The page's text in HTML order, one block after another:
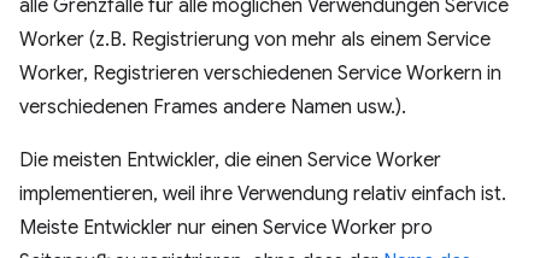
alle Grenzfälle für alle möglichen Verwendungen Service
Worker (z.B. Registrierung von mehr als einem Service
Worker, Registrieren verschiedenen Service Workern in
verschiedenen Frames andere Namen usw.).
Die meisten Entwickler, die einen Service Worker
implementieren, weil ihre Verwendung relativ einfach ist.
Meiste Entwickler nur einen Service Worker pro